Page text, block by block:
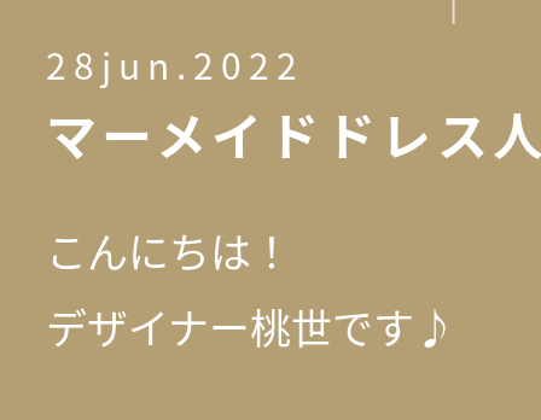
28jun.2022
マーメイドドレス
こんにちは！
デザイナー桃世です♪